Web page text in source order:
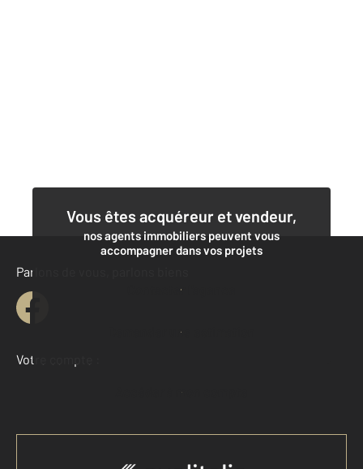
Vous êtes acquéreur et vendeur,
nos agents immobiliers peuvent vous
accompagner dans vos projets
Contacter l'agence
Demander une estimation
Parlons de vous, parlons biens
Votre compte :
Accéder à mon compte